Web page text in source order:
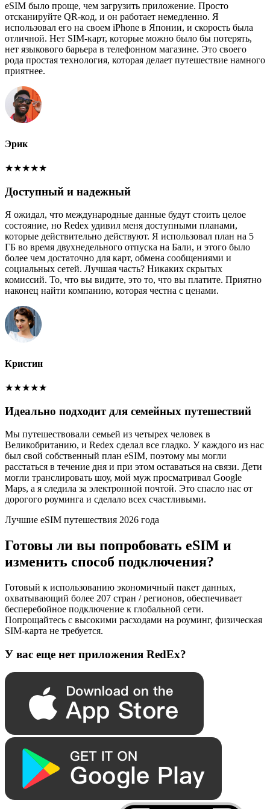
eSIM было проще, чем загрузить приложение. Просто
отсканируйте QR-код, и он работает немедленно. Я
использовал его на своем iPhone в Японии, и скорость была
отличной. Нет SIM-карт, которые можно было бы потерять,
нет языкового барьера в телефонном магазине. Это своего
рода простая технология, которая делает путешествие намного
приятнее.
Эрик
★★★★★
Доступный и надежный
Я ожидал, что международные данные будут стоить целое
состояние, но Redex удивил меня доступными планами,
которые действительно действуют. Я использовал план на 5
ГБ во время двухнедельного отпуска на Бали, и этого было
более чем достаточно для карт, обмена сообщениями и
социальных сетей. Лучшая часть? Никаких скрытых
комиссий. То, что вы видите, это то, что вы платите. Приятно
наконец найти компанию, которая честна с ценами.
Кристин
★★★★★
Идеально подходит для семейных путешествий
Мы путешествовали семьей из четырех человек в
Великобританию, и Redex сделал все гладко. У каждого из нас
был свой собственный план eSIM, поэтому мы могли
расстаться в течение дня и при этом оставаться на связи. Дети
могли транслировать шоу, мой муж просматривал Google
Maps, а я следила за электронной почтой. Это спасло нас от
дорогого роуминга и сделало всех счастливыми.
Лучшие eSIM путешествия 2026 года
Готовы ли вы попробовать eSIM и
изменить способ подключения?
Готовый к использованию экономичный пакет данных,
охватывающий более 207 стран / регионов, обеспечивает
бесперебойное подключение к глобальной сети.
Попрощайтесь с высокими расходами на роуминг, физическая
SIM-карта не требуется.
У вас еще нет приложения RedEx?